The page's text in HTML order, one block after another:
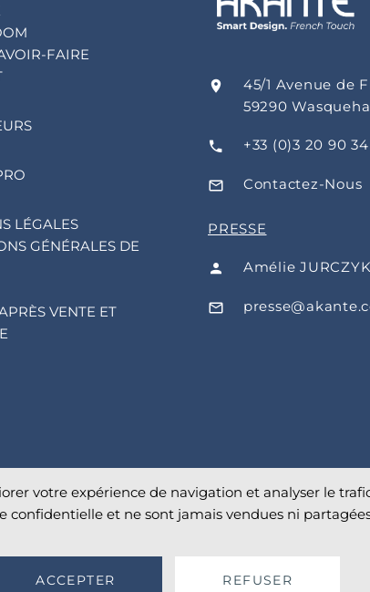
FAIRE
LÉGALES
GÉNÉRALES DE
VENTE ET
45/1 Avenue de
59290
+33 (0)3 20 90 34
Contactez-Nous
PRESSE
Amélie JURCZYK
votre expérience de navigation et analyser le
confidentielle et ne sont jamais vendues ni
ACCEPTER REFUSER